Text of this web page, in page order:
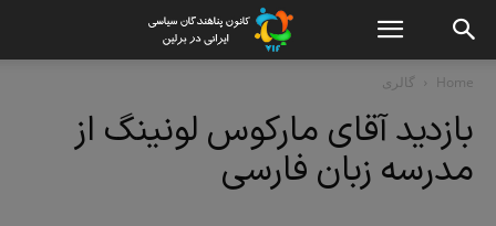
Home گالری
بازدید آقای مارکوس لونینگ از
مدرسه زبان فارسی